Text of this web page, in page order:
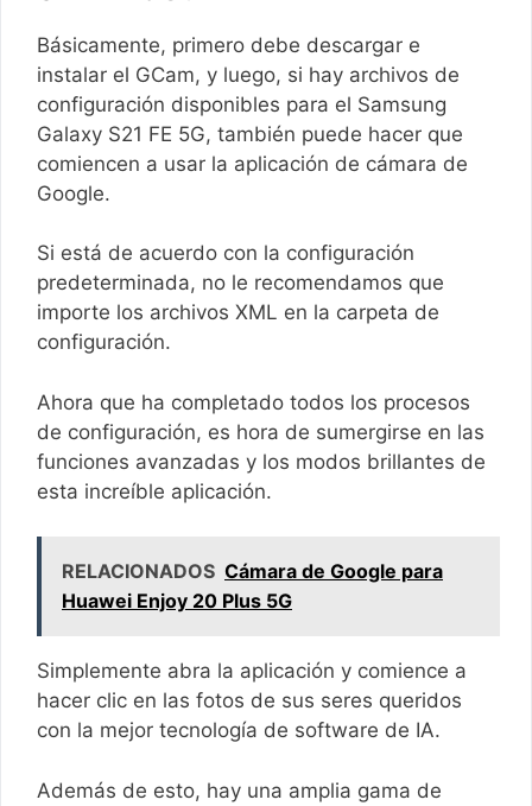
Básicamente, primero debe descargar e
instalar el GCam, y luego, si hay archivos de
configuración disponibles para el Samsung
Galaxy S21 FE 5G, también puede hacer que
comiencen a usar la aplicación de cámara de
Google.
Si está de acuerdo con la configuración
predeterminada, no le recomendamos que
importe los archivos XML en la carpeta de
configuración.
Ahora que ha completado todos los procesos
de configuración, es hora de sumergirse en las
funciones avanzadas y los modos brillantes de
esta increíble aplicación.
RELACIONADOS Cámara de Google para
Huawei Enjoy 20 Plus 5G
Simplemente abra la aplicación y comience a
hacer clic en las fotos de sus seres queridos
con la mejor tecnología de software de IA.
Además de esto, hay una amplia gama de